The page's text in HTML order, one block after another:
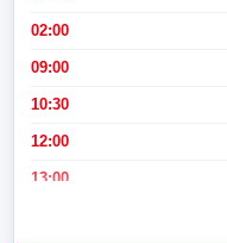
02:00
09:00
10:30
12:00
13:00